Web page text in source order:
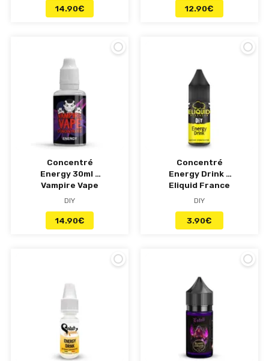
14.90€ 12.90€
Concentré
Energy 30ml -
Vampire Vape
DIY
14.90€
Concentré
Energy Drink -
Eliquid France
DIY
3.90€